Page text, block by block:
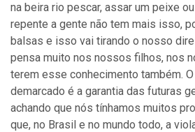
na beira rio pescar, assar um peixe
repente a gente não tem mais isso,
balsas e isso vai tirando o nosso
pensa muito nos nossos filhos, nos
terem esse conhecimento também.
demarcado é a garantia das futuras
achando que nós tínhamos muitos
que, no Brasil e no mundo todo, a